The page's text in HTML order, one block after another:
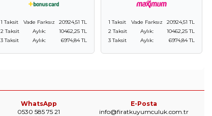
1 Taksit Vade Farksız
20924,51 TL
2 Taksit
Aylık:
10462,25 TL
3 Taksit
Aylık: 6974,84 TL
1 Taksit Vade Farksız
20924,51 TL
2 Taksit
Aylık:
10462,25 TL
3 Taksit
Aylık: 6974,84 TL
WhatsApp
0530 585 75 21
E-Posta
info@firatkuyumculuk.com.tr